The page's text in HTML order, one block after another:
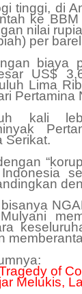
tinggi, di
ke
nilai
per
biaya
US$
Lima
Pertamina
kali
Serikat.
of
Melukis,